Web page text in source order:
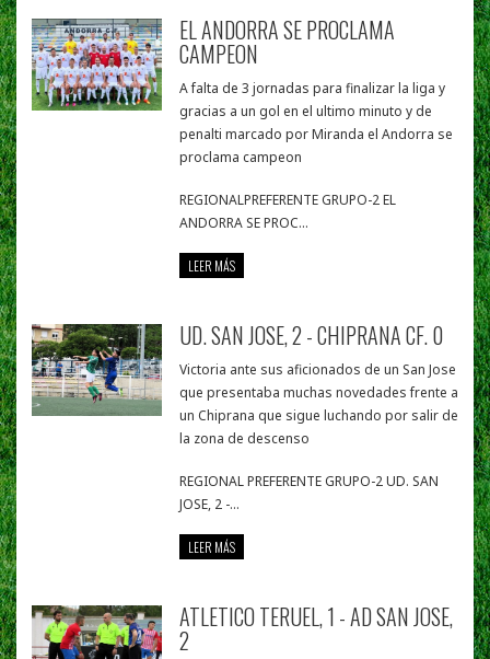
EL ANDORRA SE PROCLAMA
CAMPEON
A falta de 3 jornadas para finalizar la liga y
gracias a un gol en el ultimo minuto y de
penalti marcado por Miranda el Andorra se
proclama campeon
REGIONALPREFERENTE GRUPO-2 EL
ANDORRA SE PROC...
LEER MÁS
UD. SAN JOSE, 2 - CHIPRANA CF. 0
Victoria ante sus aficionados de un San Jose
que presentaba muchas novedades frente a
un Chiprana que sigue luchando por salir de
la zona de descenso
REGIONAL PREFERENTE GRUPO-2 UD. SAN
JOSE, 2 -...
LEER MÁS
ATLETICO TERUEL, 1 - AD SAN JOSE,
2